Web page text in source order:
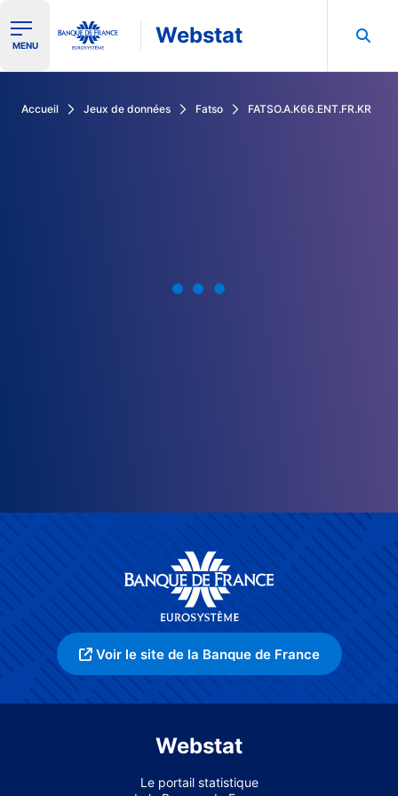
Ouvrir le menu de navigation
MENU Webstat
Accueil Jeux de données Fatso FATSO.A.K66.ENT.FR.KR
Voir le site de la Banque de France
Webstat
Le portail statistique